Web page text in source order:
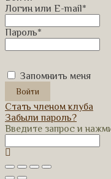
Логин или E-mail*
Пароль*
Запомнить меня
Стать членом клуба
Забыли пароль?
Введите запрос и